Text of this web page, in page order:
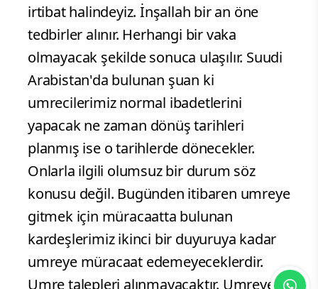
irtibat halindeyiz. İnşallah bir an öne
tedbirler alınır. Herhangi bir vaka
olmayacak şekilde sonuca ulaşılır. Suudi
Arabistan'da bulunan şuan ki
umrecilerimiz normal ibadetlerini
yapacak ne zaman dönüş tarihleri
planmış ise o tarihlerde dönecekler.
Onlarla ilgili olumsuz bir durum söz
konusu değil. Bugünden itibaren umreye
gitmek için müracaatta bulunan
kardeşlerimiz ikinci bir duyuruya kadar
umreye müracaat edemeyeceklerdir.
Umre talepleri alınmayacaktır. Umreye